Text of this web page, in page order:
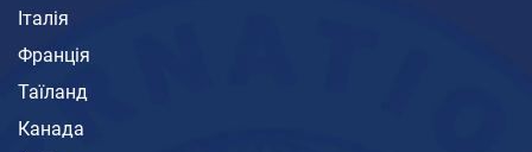
Італія
Франція
Таїланд
Канада